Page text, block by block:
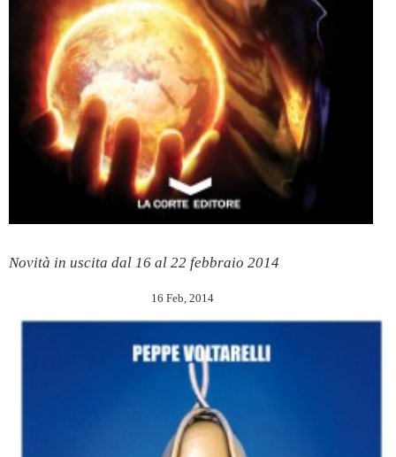
Novità in uscita dal 16 al 22 febbraio 2014
16 Feb, 2014